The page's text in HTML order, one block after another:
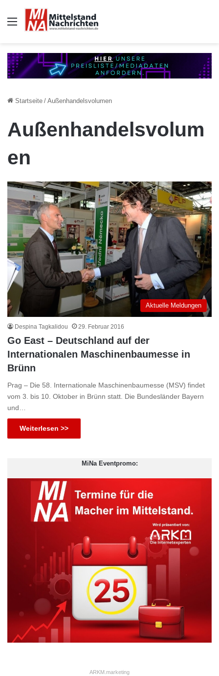
Auswahl
Startseite / Außenhandelsvolumen
Außenhandelsvolum
en
Aktuelle Meldungen
Despina Tagkalidou 29. Februar 2016
Go East – Deutschland auf der
Internationalen Maschinenbaumesse in
Brünn
Prag – Die 58. Internationale Maschinenbaumesse (MSV) findet
vom 3. bis 10. Oktober in Brünn statt. Die Bundesländer Bayern
und…
Weiterlesen >>
MiNa Eventpromo:
ARKM.marketing